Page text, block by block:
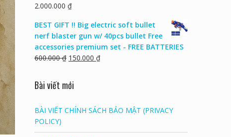
2.000.000 ₫
BEST GIFT !! Big electric soft bullet
nerf blaster gun w/ 40pcs bullet Free
accessories premium set - FREE BATTERIES
600.000₫ 150.000 ₫
Bài viết mới
BÀI VIẾT CHÍNH SÁCH BẢO MẬT (PRIVACY
POLICY)